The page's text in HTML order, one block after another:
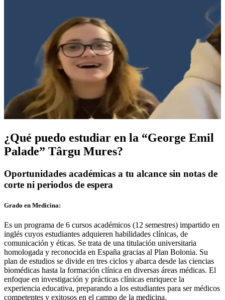
¿Qué puedo estudiar en la “George Emil
Palade” Târgu Mures?
Oportunidades académicas a tu alcance sin notas de
corte ni periodos de espera
Grado en Medicina:
Es un programa de 6 cursos académicos (12 semestres) impartido en
inglés cuyos estudiantes adquieren habilidades clínicas, de
comunicación y éticas. Se trata de una titulación universitaria
homologada y reconocida en España gracias al Plan Bolonia. Su
plan de estudios se divide en tres ciclos y abarca desde las ciencias
biomédicas hasta la formación clínica en diversas áreas médicas. El
enfoque en investigación y prácticas clínicas enriquece la
experiencia educativa, preparando a los estudiantes para ser médicos
competentes y exitosos en el campo de la medicina.